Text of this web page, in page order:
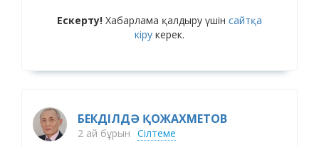
Ескерту! Хабарлама қалдыру үшін сайтқа
кіру керек.
БЕКДІЛДӘ ҚОЖАХМЕТОВ
2 ай бұрын Сілтеме